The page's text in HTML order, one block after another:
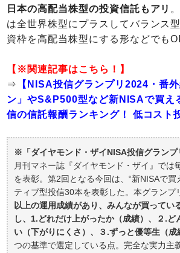
日本の高配当株型の投資信託もアリ
は全世界株型にプラスしてバランス
資枠を高配当株型にする形などでも
【※関連記事はこちら！】
⇒
【NISA投信グランプリ2024・番
ン」やS&P500型など新NISAで買え
信の信託報酬ランキング！ 低コスト
※「ダイヤモンド・ザイNISA投信グランプ
月刊マネー誌『ダイヤモンド・ザイ』では
を表彰。第2回となる今回は、“新NISAで買
ティブ型投信30本を表彰した。本グランプ
以上の運用成績があり、みんなが買ってい
し、1.どれだけ上がったか（成績）、２.ど
い（下がりにくさ）、３.ずっと優等生（成
つの基準で選定している点。完全な実力主